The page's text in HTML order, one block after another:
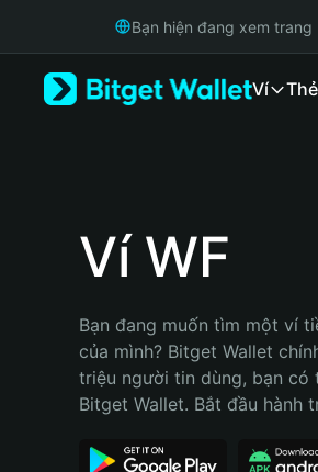
Русский
Bahasa Indonesia
Português (Brasil)
Bạn hiện đang xem trang
Ví Thẻ
Ví WF
Bạn đang muốn tìm một ví
của mình? Bitget Wallet
triệu người tin dùng, bạn có
Bitget Wallet. Bắt đầu hành